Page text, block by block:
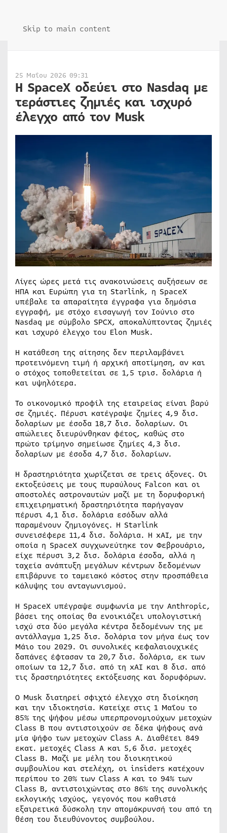
Skip to main content
25 Μαΐου 2026 09:31
Η SpaceX οδεύει στο Nasdaq με
τεράστιες ζημιές και ισχυρό
έλεγχο από τον Musk
Λίγες ώρες μετά τις ανακοινώσεις αυξήσεων σε
ΗΠΑ και Ευρώπη για τη Starlink, η SpaceX
υπέβαλε τα απαραίτητα έγγραφα για δημόσια
εγγραφή, με στόχο εισαγωγή τον Ιούνιο στο
Nasdaq με σύμβολο SPCX, αποκαλύπτοντας ζημιές
και ισχυρό έλεγχο του Elon Musk.
Η κατάθεση της αίτησης δεν περιλαμβάνει
προτεινόμενη τιμή ή αρχική αποτίμηση, αν και
ο στόχος τοποθετείται σε 1,5 τρισ. δολάρια ή
και υψηλότερα.
Το οικονομικό προφίλ της εταιρείας είναι βαρύ
σε ζημιές. Πέρυσι κατέγραψε ζημίες 4,9 δισ.
δολαρίων με έσοδα 18,7 δισ. δολαρίων. Οι
απώλειες διευρύνθηκαν φέτος, καθώς στο
πρώτο τρίμηνο σημείωσε ζημίες 4,3 δισ.
δολαρίων με έσοδα 4,7 δισ. δολαρίων.
Η δραστηριότητα χωρίζεται σε τρεις άξονες. Οι
εκτοξεύσεις με τους πυραύλους Falcon και οι
αποστολές αστροναυτών μαζί με τη δορυφορική
επιχειρηματική δραστηριότητα παρήγαγαν
πέρυσι 4,1 δισ. δολάρια εσόδων αλλά
παραμένουν ζημιογόνες. Η Starlink
συνεισέφερε 11,4 δισ. δολάρια. Η xAI, με την
οποία η SpaceX συγχωνεύτηκε τον Φεβρουάριο,
είχε πέρυσι 3,2 δισ. δολάρια έσοδα, αλλά η
ταχεία ανάπτυξη μεγάλων κέντρων δεδομένων
επιβάρυνε το ταμειακό κόστος στην προσπάθεια
κάλυψης του ανταγωνισμού.
Η SpaceX υπέγραψε συμφωνία με την Anthropic,
βάσει της οποίας θα ενοικιάζει υπολογιστική
ισχύ στα δύο μεγάλα κέντρα δεδομένων της με
αντάλλαγμα 1,25 δισ. δολάρια τον μήνα έως τον
Μάιο του 2029. Οι συνολικές κεφαλαιουχικές
δαπάνες έφτασαν τα 20,7 δισ. δολάρια, εκ των
οποίων τα 12,7 δισ. από τη xAI και 8 δισ. από
τις δραστηριότητες εκτόξευσης και δορυφόρων.
Ο Musk διατηρεί σφιχτό έλεγχο στη διοίκηση
και την ιδιοκτησία. Κατείχε στις 1 Μαΐου το
85% της ψήφου μέσω υπερπρονομιούχων μετοχών
Class B που αντιστοιχούν σε δέκα ψήφους ανά
μία ψήφο των μετοχών Class A. Διαθέτει 849
εκατ. μετοχές Class A και 5,6 δισ. μετοχές
Class B. Μαζί με μέλη του διοικητικού
συμβουλίου και στελέχη, οι insiders κατέχουν
περίπου το 20% των Class A και το 94% των
Class B, αντιστοιχώντας στο 86% της συνολικής
εκλογικής ισχύος, γεγονός που καθιστά
εξαιρετικά δύσκολη την απομάκρυνσή του από τη
θέση του διευθύνοντος συμβούλου.